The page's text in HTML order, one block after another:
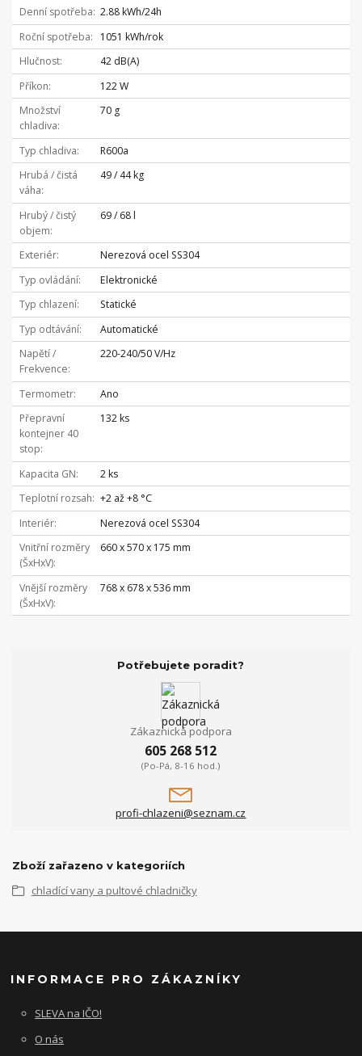
Denní spotřeba 2.88 kWh/24h
Roční spotřeba
1051 kWh/rok
Hlučnost
42 dB(A)
Příkon
122 W
Množství
chladiva
70 g
Typ chladiva
R600a
Hrubá / čistá
váha
49 / 44 kg
Hrubý / čistý
objem
69 / 68 l
Exteriér
Nerezová ocel SS304
Typ ovládání
Elektronické
Typ chlazení
Statické
Typ odtávání
Automatické
Napětí /
Frekvence
220-240/50 V/Hz
Termometr
Ano
Přepravní
kontejner 40
stop
132 ks
Kapacita GN
2 ks
Teplotní rozsah
+2 až +8 °C
Interiér
Nerezová ocel SS304
Vnitřní rozměry
(ŠxHxV)
660 x 570 x 175 mm
Vnější rozměry
(ŠxHxV)
768 x 678 x 536 mm
Potřebujete poradit?
Zákaznická podpora
605 268 512
(Po-Pá, 8-16 hod.)
profi-chlazeni@seznam.cz
Zboží zařazeno v kategoriích
chladící vany a pultové chladničky
INFORMACE PRO ZÁKAZNÍKY
SLEVA na IČO!
O nás